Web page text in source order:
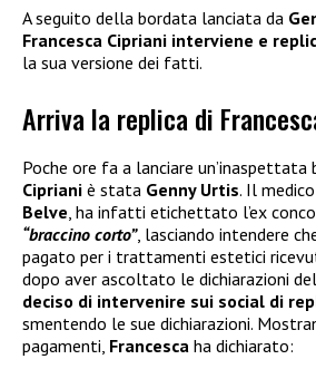
A seguito della bordata lanciata da
Francesca Cipriani interviene e
la sua versione dei fatti.
Arriva la replica di
Poche ore fa a lanciare un’inaspettata
Cipriani è stata Genny Urtis. Il
Belve, ha infatti etichettato l’ex
“braccino corto”, lasciando intendere
pagato per i trattamenti estetici
dopo aver ascoltato le dichiarazioni
deciso di intervenire sui social di
smentendo le sue dichiarazioni.
pagamenti, Francesca ha dichiarato: